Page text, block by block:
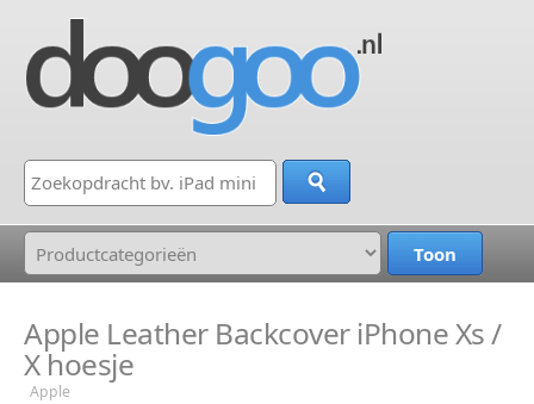
Apple Leather Backcover iPhone Xs /
X hoesje
Apple